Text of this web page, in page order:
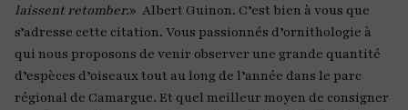
laissent retomber.» Albert Guinon. C’est bien à vous que
s’adresse cette citation. Vous passionnés d’ornithologie à
qui nous proposons de venir observer une grande quantité
d’espèces d’oiseaux tout au long de l’année dans le parc
régional de Camargue. Et quel meilleur moyen de consigner